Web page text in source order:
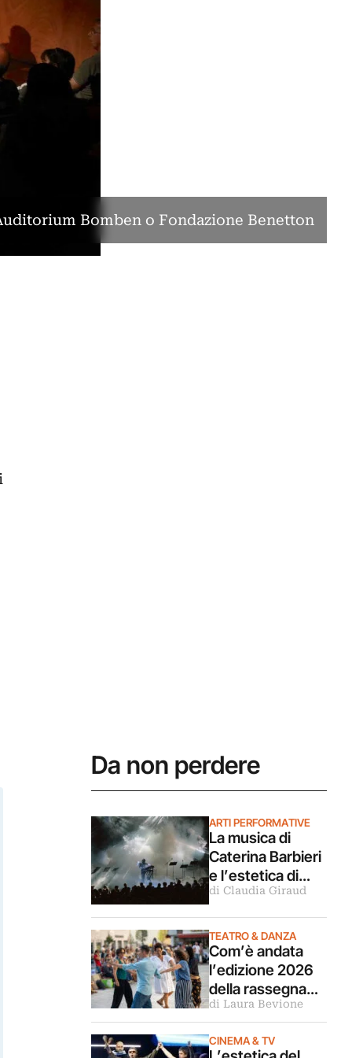
Bomben o Fondazione Benetton
Da non perdere
ARTI PERFORMATIVE
La musica di
Caterina Barbieri
e l’estetica di
Christian Marclay
aprono il
Romaeuropa
Festival 2026
di Claudia Giraud
TEATRO & DANZA
Com’è andata
l’edizione 2026
della rassegna
Bolzano Danza. Il
reportage
di Laura Bevione
CINEMA & TV